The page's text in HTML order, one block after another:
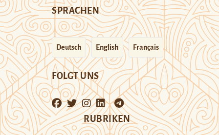
SPRACHEN
Deutsch English Français
FOLGT UNS
RUBRIKEN